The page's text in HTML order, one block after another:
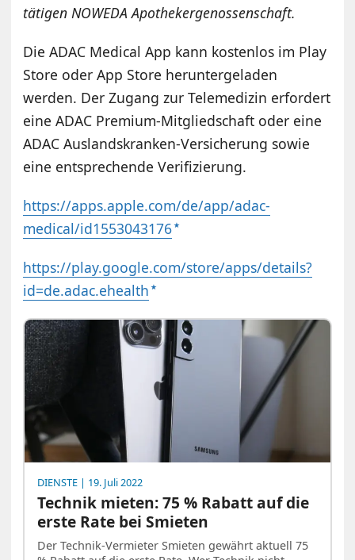
tätigen NOWEDA Apothekergenossenschaft.
Die ADAC Medical App kann kostenlos im Play
Store oder App Store heruntergeladen
werden. Der Zugang zur Telemedizin erfordert
eine ADAC Premium-Mitgliedschaft oder eine
ADAC Auslandskranken-Versicherung sowie
eine entsprechende Verifizierung.
https://apps.apple.com/de/app/adac-
medical/id1553043176
https://play.google.com/store/apps/details?
id=de.adac.ehealth
DIENSTE | 19. Juli 2022
Technik mieten: 75 % Rabatt auf die
erste Rate bei Smieten
Der Technik-Vermieter Smieten gewährt aktuell 75